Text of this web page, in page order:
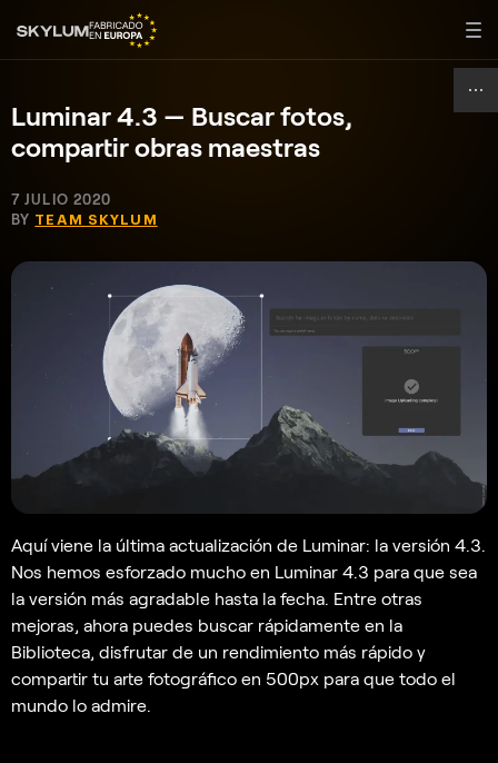
Luminar 4.3 — Buscar fotos,
compartir obras maestras
7 JULIO 2020
BY TEAM SKYLUM
Aquí viene la última actualización de Luminar: la versión 4.3.
Nos hemos esforzado mucho en Luminar 4.3 para que sea
la versión más agradable hasta la fecha. Entre otras
mejoras, ahora puedes buscar rápidamente en la
Biblioteca, disfrutar de un rendimiento más rápido y
compartir tu arte fotográfico en 500px para que todo el
mundo lo admire.